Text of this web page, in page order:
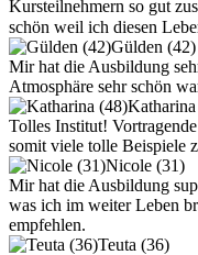
Kursteilnehmern so gut
schön weil ich diesen
Gülden (42)
Mir hat die Ausbildung
Atmosphäre sehr schön
Tolles Institut!
somit viele tolle Beispiele
Nicole (31)
Mir hat die Ausbildung
was ich im weiter Leben
empfehlen.
Teuta (36)